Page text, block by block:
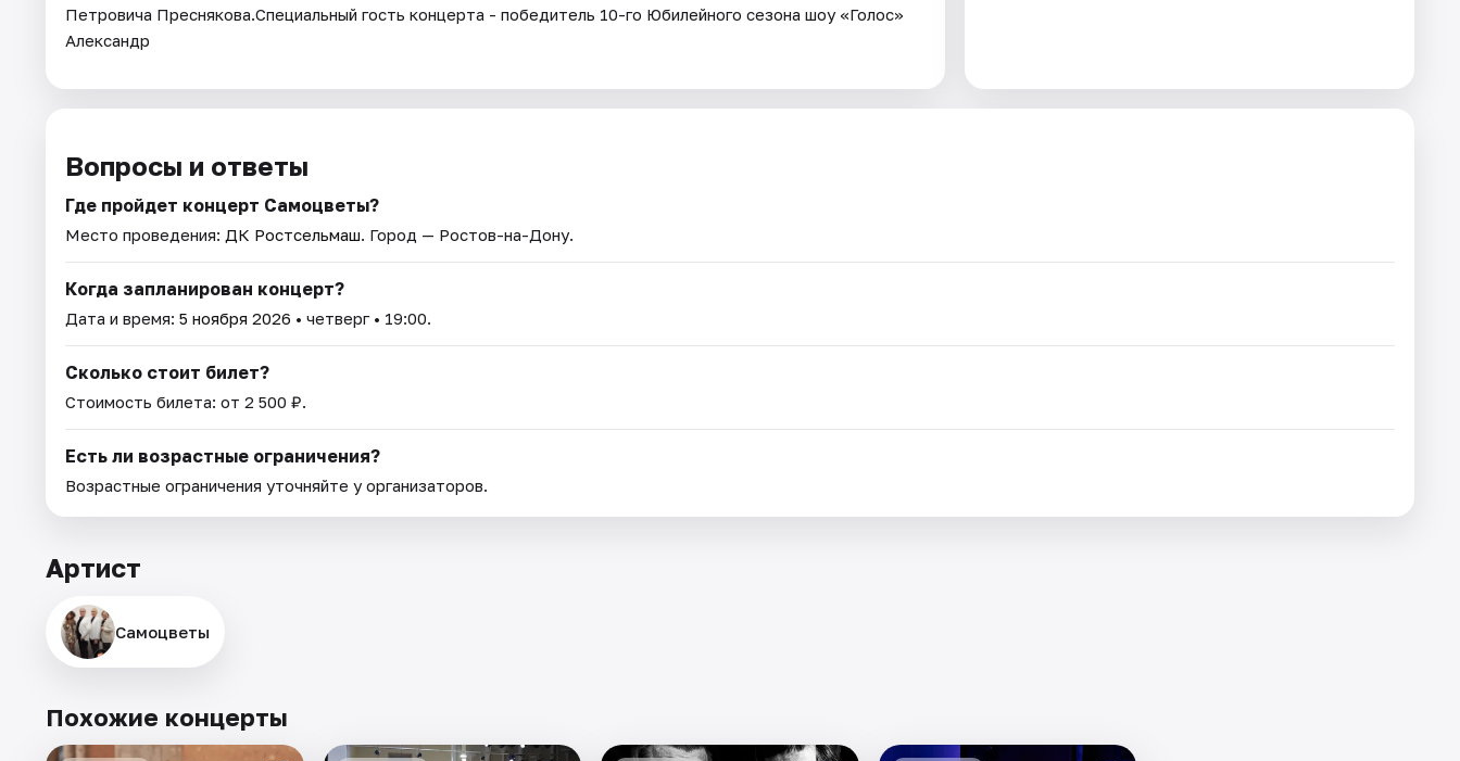
Петровича Преснякова.Специальный гость концерта - победитель 10-го Юбилейного сезона шоу «Голос»
Александр
Вопросы и ответы
Где пройдет концерт Самоцветы?
Место проведения: ДК Ростсельмаш. Город — Ростов-на-Дону.
Когда запланирован концерт?
Дата и время: 5 ноября 2026 • четверг • 19:00.
Сколько стоит билет?
Стоимость билета: от 2 500 ₽.
Есть ли возрастные ограничения?
Возрастные ограничения уточняйте у организаторов.
Артист
Самоцветы
Похожие концерты